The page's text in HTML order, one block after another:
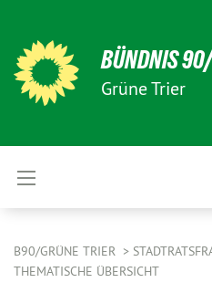
BÜNDNIS
Grüne Trier
B90/GRÜNE TRIER
THEMATISCHE ÜBERSICHT